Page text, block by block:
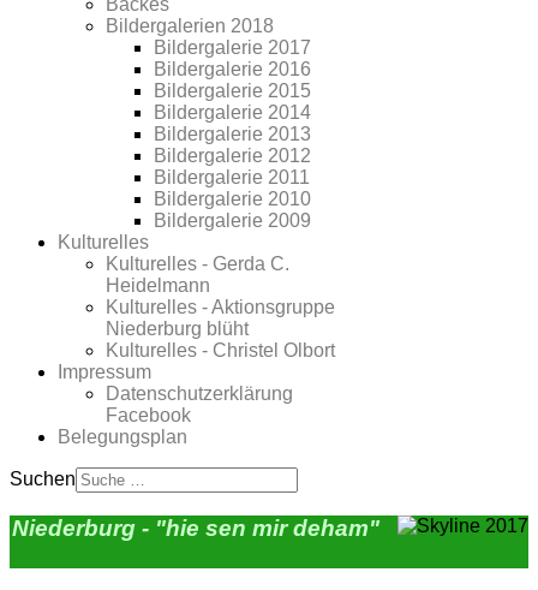
Backes
Bildergalerien 2018
Bildergalerie 2017
Bildergalerie 2016
Bildergalerie 2015
Bildergalerie 2014
Bildergalerie 2013
Bildergalerie 2012
Bildergalerie 2011
Bildergalerie 2010
Bildergalerie 2009
Kulturelles
Kulturelles - Gerda C.
Heidelmann
Kulturelles - Aktionsgruppe
Niederburg blüht
Kulturelles - Christel Olbort
Impressum
Datenschutzerklärung
Facebook
Belegungsplan
Suchen
Niederburg - "hie sen mir deham"